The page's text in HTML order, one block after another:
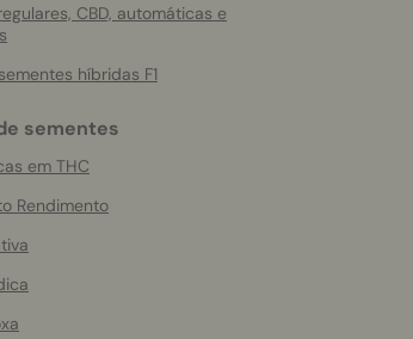
CBD, automáticas e
híbridas F1
sementes
em THC
Rendimento